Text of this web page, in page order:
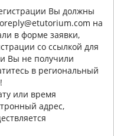
Вы должны
на
в форме заявки,
со ссылкой для
Вы не получили
в региональный
или время
адрес,